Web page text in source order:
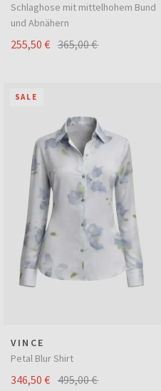
Schlaghose mit mittelhohem Bund
und Abnähern
255,50 € 365,00 €
SALE
VINCE
Petal Blur Shirt
346,50 € 495,00 €